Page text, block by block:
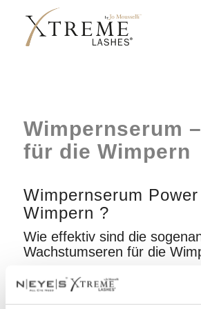
Wimpernserum
für die Wimpern
Wimpernserum
Wimpern ?
Wie effektiv sind die
Wachstumseren für die